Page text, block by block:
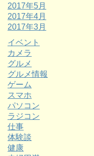
2017年5月
2017年4月
2017年3月
イベント
カメラ
グルメ
グルメ情報
ゲーム
スマホ
パソコン
ラジコン
仕事
体験談
健康